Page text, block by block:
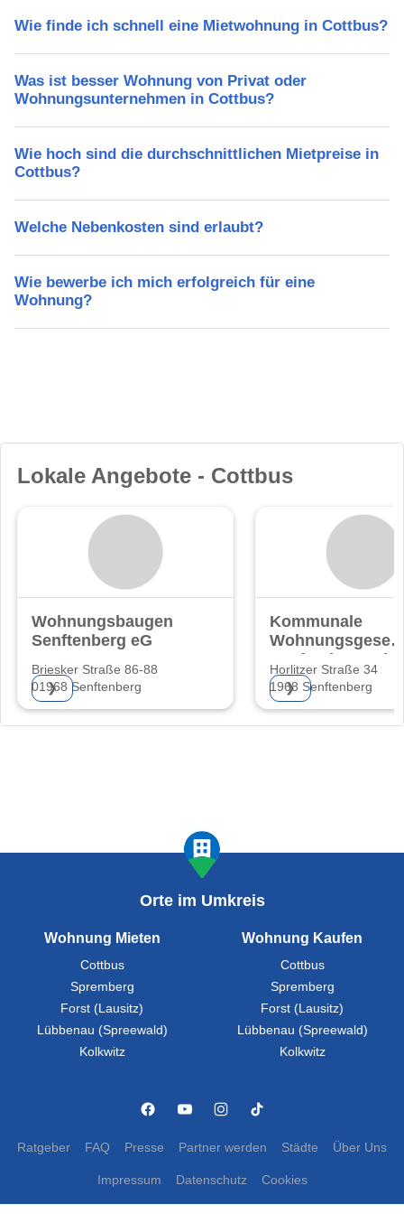
Wie finde ich schnell eine Mietwohnung in Cottbus?
Was ist besser Wohnung von Privat oder
Wohnungsunternehmen in Cottbus?
Wie hoch sind die durchschnittlichen Mietpreise in
Cottbus?
Welche Nebenkosten sind erlaubt?
Wie bewerbe ich mich erfolgreich für eine
Wohnung?
Lokale Angebote - Cottbus
Wohnungsbaugenossenschaft
Senftenberg eG
Briesker Straße 86-88
01968 Senftenberg
❯
Kommunale
Senftenberg mbH
Horlitzer Straße 34
1968 Senftenberg
❯
Orte im Umkreis
Wohnung Mieten
Cottbus
Spremberg
Forst (Lausitz)
Lübbenau (Spreewald)
Kolkwitz
Wohnung Kaufen
Cottbus
Spremberg
Forst (Lausitz)
Lübbenau (Spreewald)
Kolkwitz
Ratgeber FAQ Presse Partner werden Städte Über Uns
Impressum Datenschutz Cookies